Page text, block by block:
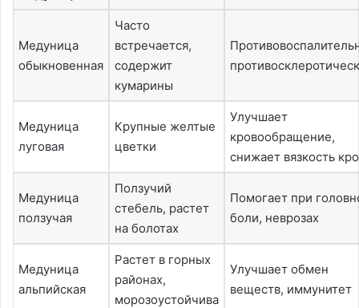
Медуница
обыкновенная
Часто
встречается,
содержит
кумарины
Медуница
луговая
Крупные желтые
цветки
Улучшает
кровообращение,
снижает вязкость
Медуница
ползучая
Ползучий
стебель, растет
на болотах
Помогает при
боли, неврозах
Медуница
альпийская
Растет в горных
районах,
морозоустойчива
Улучшает обмен
веществ, иммунитет